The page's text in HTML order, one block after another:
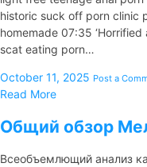
historic suck off porn clinic
homemade 07:35
scat eating porn…
October 11, 2025 Post a
Read More
Общий обзор
Всеобъемлющий анализ